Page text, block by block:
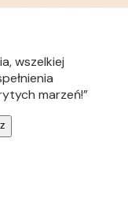
wszelkiej
marzeń!”